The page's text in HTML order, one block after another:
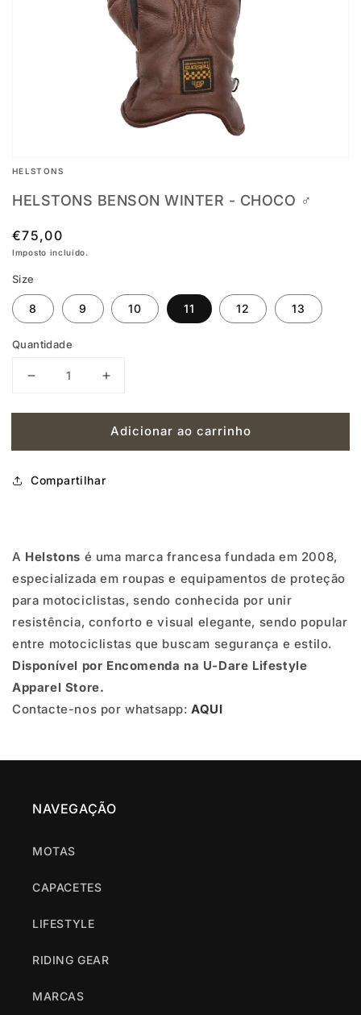
conteúdo
multimédia
em
destaque
na
HELSTONS
HELSTONS BENSON WINTER - CHOCO ♂️
Preço
normal
€75,00
Imposto incluído.
Size
8 9 10 11 12 13
Quantidade
a
HELSTONS
CHOCO
♂️
a
quantidade
CHOCO
♂️
Adicionar ao carrinho
Compartilhar
A Helstons é uma marca francesa fundada em 2008,
especializada em roupas e equipamentos de proteção
para motociclistas, sendo conhecida por unir
resistência, conforto e visual elegante, sendo popular
entre motociclistas que buscam segurança e estilo.
Disponível por Encomenda na U-Dare Lifestyle
Apparel Store.
Contacte-nos por whatsapp:AQUI
NAVEGAÇÃO
MOTAS
CAPACETES
LIFESTYLE
RIDING GEAR
MARCAS